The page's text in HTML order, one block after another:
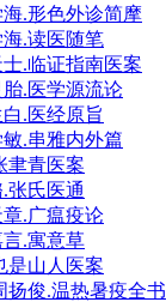
海.形色外诊简摩
海.读医随笔
士.临证指南医案
.医学源流论
.医经原旨
敏.串雅内外篇
聿青医案
张氏医通
.广瘟疫论
言.寓意草
是山人医案
扬俊.温热暑疫全书